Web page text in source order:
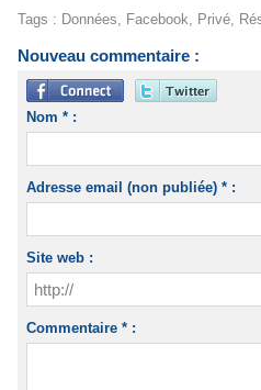
Tags : Données, Facebook, Privé,
Nouveau commentaire :
Nom * :
Adresse email (non publiée) * :
Site web :
Commentaire * :